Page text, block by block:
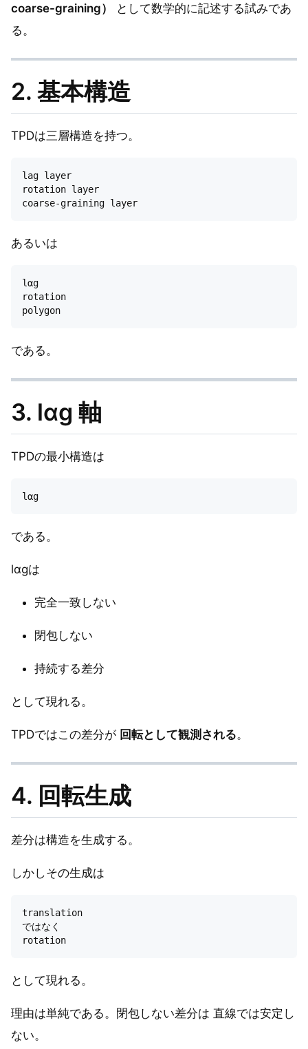
coarse-graining）
として数学的に記述する試みであ
る。
2. 基本構造
TPDは三層構造を持つ。
lag layer
rotation layer
あるいは
lαg
rotation
である。
3. lαg 軸
TPDの最小構造は
である。
lαgは
完全一致しない
閉包しない
持続する差分
として現れる。
TPDではこの差分が 回転として観測される。
4. 回転生成
差分は構造を生成する。
しかしその生成は
translation
ではなく
として現れる。
理由は単純である。閉包しない差分は 直線では安定し
ない。